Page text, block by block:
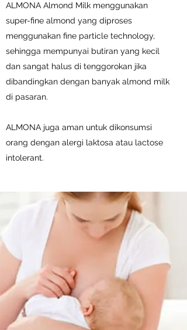
ALMONA Almond Milk menggunakan
super-fine almond yang diproses
menggunakan fine particle technology,
sehingga mempunyai butiran yang kecil
dan sangat halus di tenggorokan jika
dibandingkan dengan banyak almond milk
di pasaran.
ALMONA juga aman untuk dikonsumsi
orang dengan alergi laktosa atau lactose
intolerant.